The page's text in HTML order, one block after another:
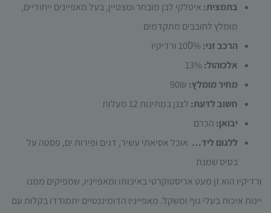
בתמצית: איטלקי לבן מובחר ומצטיין, בעל מאפיינים ייחודיים,
מומלץ לחובבים מתקדמים
הרכב זני:
אלכוהול:
מחיר מומלץ:
חשוב לדעת: לצנן במתינות 12 מעלות
יבואן: הכרם
ללגום ליד… אוכל אסיאתי עשיר, דגים ופירות ים, פסטה על
בסיס שמנת
ורדיקיו הוא זן מעט אריסטוקרטי באיכותו ומאפייניו, שמפיקים ממנו
יינות איכות בעלי גוף ומשקל. מאפייניו הדומיננטיים יתמודדו בקלות עם
בהתבסס על
משתמש
כדי שהאתר